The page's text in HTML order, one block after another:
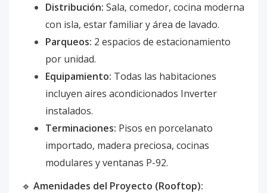
Distribución: Sala, comedor, cocina moderna
con isla, estar familiar y área de lavado.
Parqueos: 2 espacios de estacionamiento
por unidad.
Equipamiento: Todas las habitaciones
incluyen aires acondicionados Inverter
instalados.
Terminaciones: Pisos en porcelanato
importado, madera preciosa, cocinas
modulares y ventanas P-92.
🔹 Amenidades del Proyecto (Rooftop):